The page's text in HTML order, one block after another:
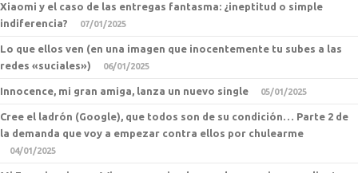
Xiaomi y el caso de las entregas fantasma: ¿ineptitud o simple
indiferencia?
07/01/2025
Lo que ellos ven (en una imagen que inocentemente tu subes a las
redes «suciales»)
06/01/2025
Innocence, mi gran amiga, lanza un nuevo single 05/01/2025
Cree el ladrón (Google), que todos son de su condición… Parte 2 de
la demanda que voy a empezar contra ellos por chulearme
04/01/2025